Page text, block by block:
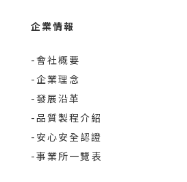
企業情報
-會社概要
-企業理念
-發展沿革
-品質製程介紹
-安心安全認證
-事業所一覽表